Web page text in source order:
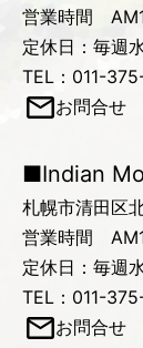
営業時間
定休日：毎週
TEL：011-
お問合せ
■Indian
札幌市清田区
営業時間
定休日：毎週
TEL：011-
お問合せ